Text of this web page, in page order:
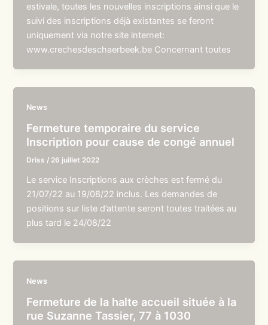
estivale, toutes les nouvelles inscriptions ainsi que le
suivi des inscriptions déjà existantes se feront
uniquement via notre site internet:
www.crechesdeschaerbeek.be Concernant toutes
News
Fermeture temporaire du service
Inscription pour cause de congé annuel
Driss / 26 juillet 2022
Le service Inscriptions aux crèches est fermé du
21/07/22 au 19/08/22 inclus. Les demandes de
positions sur liste d’attente seront toutes traitées au
plus tard le 24/08/22
News
Fermeture de la halte accueil située à la
rue Suzanne Tassier, 77 à 1030